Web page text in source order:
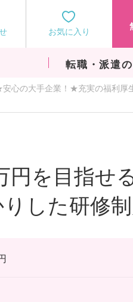
お気に入り
転職・派遣
心の大手企業！★充実の福利厚
円を目指せ
した研修制